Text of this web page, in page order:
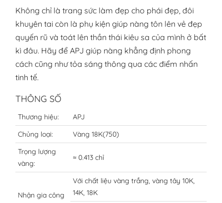
Không chỉ là trang sức làm đẹp cho phái đẹp, đôi
khuyên tai còn là phụ kiện giúp nàng tôn lên vẻ đẹp
quyến rũ và toát lên thần thái kiêu sa của mình ở bất
kì đâu. Hãy để APJ giúp nàng khẳng định phong
cách cũng như tỏa sáng thông qua các điểm nhấn
tinh tế.
THÔNG SỐ
Thương hiệu:
APJ
Chủng loại:
Vàng 18K(750)
Trọng lượng
vàng:
≈ 0.413 chỉ
Nhận gia công
Với chất liệu vàng trắng, vàng tây 10K,
14K, 18K